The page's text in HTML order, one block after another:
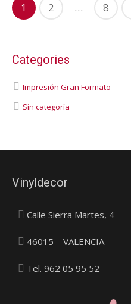
1 2 … 8
Categories
Impresión Gran Formato
Sin categoría
Vinyldecor
Calle Sierra Martes, 4
46015 – VALENCIA
Tel. 962 05 95 52